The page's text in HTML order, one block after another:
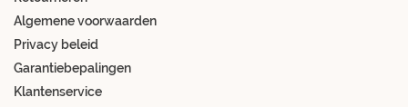
Algemene voorwaarden
Privacy beleid
Garantiebepalingen
Klantenservice